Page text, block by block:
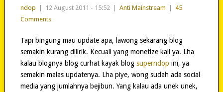
ndop 12 August 2011 - 15:52 Anti Mainstream
45
Comments
Tapi bingung mau update apa, lawong sekarang blog
semakin kurang dilirik. Kecuali yang monetize kali ya. Lha
kalau blognya blog curhat kayak blog superndop ini, ya
semakin malas updatenya. Lha piye, wong sudah ada social
media yang jumlahnya bejibun. Yang kalau ada unek unek,